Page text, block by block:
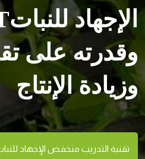
وقدرته على
وزيادة الإنتاج